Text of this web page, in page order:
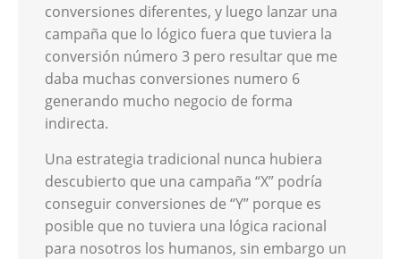
conversiones diferentes, y luego lanzar una
campaña que lo lógico fuera que tuviera la
conversión número 3 pero resultar que me
daba muchas conversiones numero 6
generando mucho negocio de forma
indirecta.
Una estrategia tradicional nunca hubiera
descubierto que una campaña “X” podría
conseguir conversiones de “Y” porque es
posible que no tuviera una lógica racional
para nosotros los humanos, sin embargo un